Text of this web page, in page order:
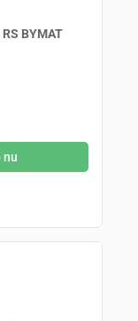
BYMAT
nu